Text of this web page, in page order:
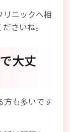
リニックへ相
さいね。
大丈
方も多いです